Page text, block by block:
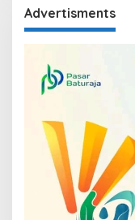
Advertisments